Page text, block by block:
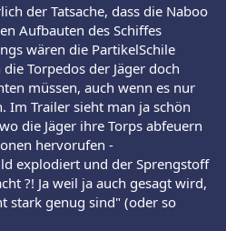
der Tatsache, dass die Naboo
Aufbauten des Schiffes
wären die PartikelSchile
Torpedos der Jäger doch
müssen, auch wenn es nur
Im Trailer sieht man ja schön
die Jäger ihre Torps abfeuern
hervorufen -
explodiert und der Sprengstoff
?! Ja weil ja auch gesagt wird,
stark genug sind" (oder so